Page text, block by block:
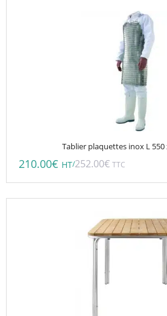
Tablier plaquettes inox L 550
210.00€ HT/252.00€ TTC